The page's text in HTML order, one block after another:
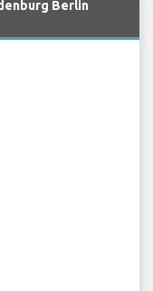
Berlin